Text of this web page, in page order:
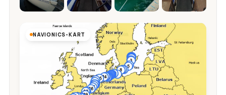
NAVIONICS-KART